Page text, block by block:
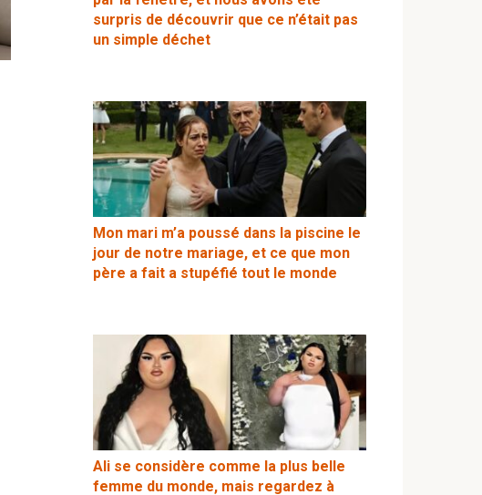
surpris de découvrir que ce n’était pas
un simple déchet
Mon mari m’a poussé dans la piscine le
jour de notre mariage, et ce que mon
père a fait a stupéfié tout le monde
Ali se considère comme la plus belle
femme du monde, mais regardez à